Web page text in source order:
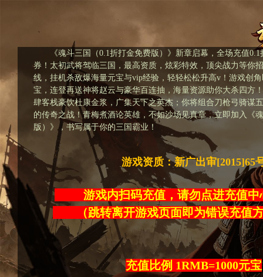
《魂斗三国（0.1折打金免费版）》新章启幕，全场充值
券！太初武将驾临三国，最高资质，炫彩特效，顶尖战力等你
线，挂机杀敌爆海量元宝与vip经验，轻轻松松升高v！游戏创角
宝，连登再送神将赵云与豪华百连抽，海量资源助你大杀四方
肆客栈豪饮杜康金浆，广集天下之英杰；你将组合刀枪弓骑谋
的传奇之战！青梅煮酒论英雄，不如沙场见真章，立即加入《
版）》，书写属于你的三国霸业！
游戏资质：新广出审[2015]65
游戏内扫码充值，请勿点进充
（跳转离开游戏页面即为错误
充值比例 1RMB=1000元宝